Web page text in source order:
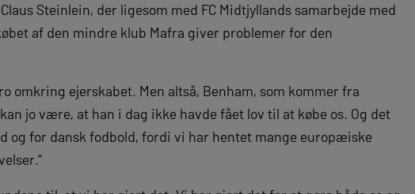
Steinlein, der ligesom med FC Midtjyllands samarbejde med
af den mindre klub Mafra giver problemer for den
omkring ejerskabet. Men altså, Benham, som kommer fra
jo være, at han i dag ikke havde fået lov til at købe os. Og det
og for dansk fodbold, fordi vi har hentet mange europæiske